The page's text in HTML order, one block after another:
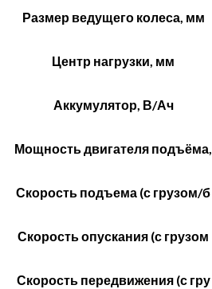
Размер ведущего колеса, мм
Центр нагрузки, мм
Аккумулятор, В/Ач
Мощность двигателя подъёма,
Скорость подъема (с грузом/б
Скорость опускания (с грузом
Скорость передвижения (с гру